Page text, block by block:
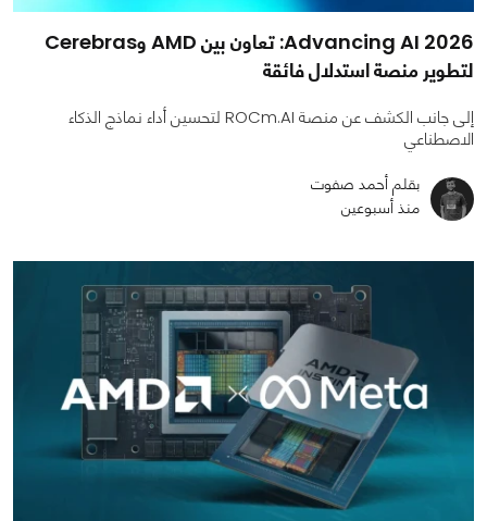
Advancing AI 2026: تعاون بين AMD وCerebras
لتطوير منصة استدلال فائقة
إلى جانب الكشف عن منصة ROCm.AI لتحسين أداء نماذج الذكاء
الاصطناعي
بقلم أحمد صفوت
منذ أسبوعين